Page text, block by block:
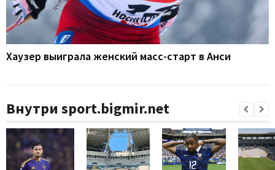
Хаузер выиграла женский масс-старт в Анси
Внутри sport.bigmir.net